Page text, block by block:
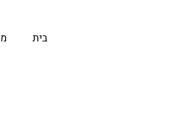
בית